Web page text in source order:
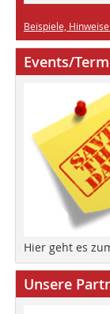
Beispiele,
Events/
Hier geht es
Unsere